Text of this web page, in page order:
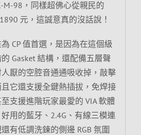
M-98，同樣超佛心從親民的
元，這誠意真的沒話說！
CP 值首選，是因為在這個級
Gasket 結構，還配備五層聲
厭的空腔音通通吸收掉，敲擊
它還支援全鍵熱插拔，免焊接
支援進階玩家最愛的 VIA 軟體
用的藍牙、2.4G、有線三模連
有低調洗鍊的側邊 RGB 氛圍